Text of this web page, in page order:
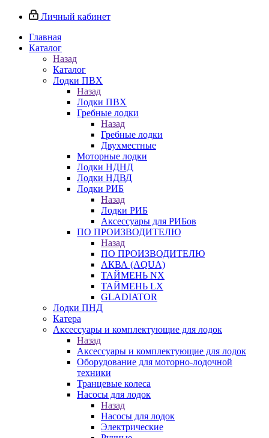
Личный кабинет
Главная
Каталог
Назад
Каталог
Лодки ПВХ
Назад
Лодки ПВХ
Гребные лодки
Назад
Гребные лодки
Двухместные
Моторные лодки
Лодки НДНД
Лодки НДВД
Лодки РИБ
Назад
Лодки РИБ
Аксессуары для РИБов
ПО ПРОИЗВОДИТЕЛЮ
Назад
ПО ПРОИЗВОДИТЕЛЮ
АКВА (AQUA)
ТАЙМЕНЬ NX
ТАЙМЕНЬ LX
GLADIATOR
Лодки ПНД
Катера
Аксессуары и комплектующие для лодок
Назад
Аксессуары и комплектующие для лодок
Оборудование для моторно-лодочной
техники
Транцевые колеса
Насосы для лодок
Назад
Насосы для лодок
Электрические